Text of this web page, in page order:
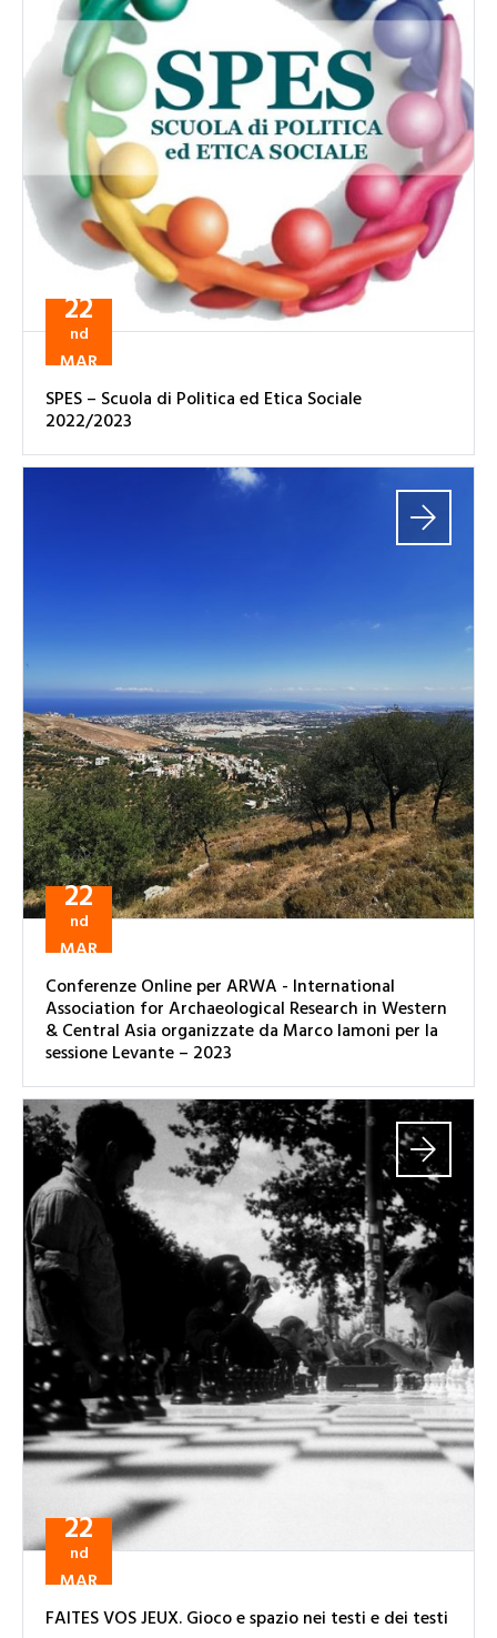
22
nd
MAR
SPES – Scuola di Politica ed Etica Sociale
2022/2023
22
nd
MAR
Conferenze Online per ARWA - International
Association for Archaeological Research in Western
& Central Asia organizzate da Marco Iamoni per la
sessione Levante – 2023
22
nd
MAR
FAITES VOS JEUX. Gioco e spazio nei testi e dei testi